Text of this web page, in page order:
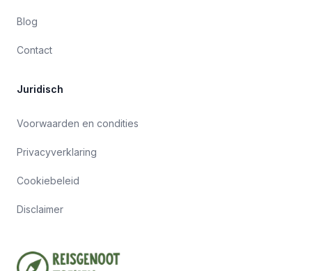
Blog
Contact
Juridisch
Voorwaarden en condities
Privacyverklaring
Cookiebeleid
Disclaimer